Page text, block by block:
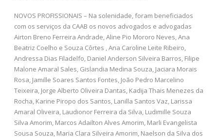
NOVOS PROFISSIONAIS – Na solenidade, foram beneficiados
com os serviços da CAAB os novos advogados e advogadas
Airton Breno Ferreira Andrade, Aline Pio Mororo Neves, Ana
Beatriz Coelho e Souza Côrtes , Ana Caroline Leite Ribeiro,
Andressa Dias Filadelfo, Daniel Anderson Silveira Barros, Filipe
Malone Amaral Sales, Gislandia Medina Souza, Jaciara Morais
Rosa, Jamille Soares Santos Fontes, João Pedro Marcelino
Teixeira, Jorge Alberto Oliveira Dantas, Kadija Thais Menezes da
Rocha, Karine Piropo dos Santos, Lanilla Santos Vaz, Larissa
Amaral Oliveira, Laudionor Ferreira da Silva, Ludimille Souza
Silva Amorim, Marcos Adailton Alves Amorim, Marli Evangelista
Sousa Souza, Maria Clara Silveira Amorim, Naelson da Silva dos